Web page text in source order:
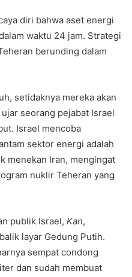
diri bahwa aset energi
waktu 24 jam. Strategi
berunding dalam
setidaknya mereka akan
seorang pejabat Israel
Israel mencoba
sektor energi adalah
menekan Iran, mengingat
nuklir Teheran yang
publik Israel, Kan,
layar Gedung Putih.
sempat condong
dan sudah membuat